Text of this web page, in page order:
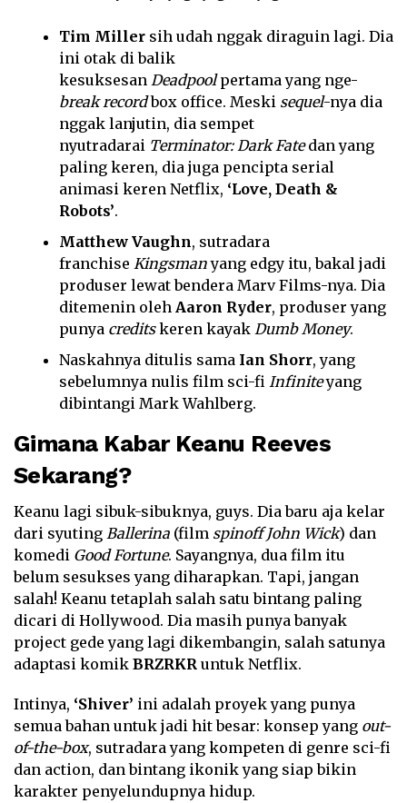
Tim Miller sih udah nggak diraguin lagi. Dia
ini otak di balik
kesuksesan Deadpoolpertama yang nge-
break recordbox office. Meski sequel-nya dia
nggak lanjutin, dia sempet
nyutradarai Terminator: Dark Fatedan yang
paling keren, dia juga pencipta serial
animasi keren Netflix, ‘Love, Death &
Robots’.
Matthew Vaughn, sutradara
franchise Kingsmanyang edgy itu, bakal jadi
produser lewat bendera Marv Films-nya. Dia
ditemenin oleh Aaron Ryder, produser yang
punya creditskeren kayak Dumb Money.
Naskahnya ditulis sama Ian Shorr, yang
sebelumnya nulis film sci-fi Infiniteyang
dibintangi Mark Wahlberg.
Gimana Kabar Keanu Reeves
Sekarang?
Keanu lagi sibuk-sibuknya, guys. Dia baru aja kelar
dari syuting Ballerina (film spinoff John Wick) dan
komedi Good Fortune. Sayangnya, dua film itu
belum sesukses yang diharapkan. Tapi, jangan
salah! Keanu tetaplah salah satu bintang paling
dicari di Hollywood. Dia masih punya banyak
project gede yang lagi dikembangin, salah satunya
adaptasi komik BRZRKR untuk Netflix.
Intinya, ‘Shiver’ ini adalah proyek yang punya
semua bahan untuk jadi hit besar: konsep yang out-
of-the-box, sutradara yang kompeten di genre sci-fi
dan action, dan bintang ikonik yang siap bikin
karakter penyelundupnya hidup.